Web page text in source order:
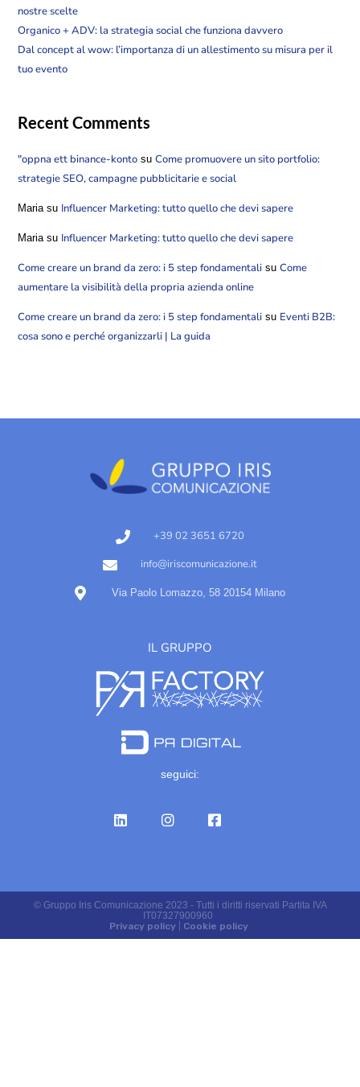
nostre scelte
Organico + ADV: la strategia social che funziona davvero
Dal concept al wow: l’importanza di un allestimento su misura per il
tuo evento
Recent Comments
"oppna ett binance-konto suCome promuovere un sito portfolio:
strategie SEO, campagne pubblicitarie e social
Maria su Influencer Marketing: tutto quello che devi sapere
Maria su Influencer Marketing: tutto quello che devi sapere
Come creare un brand da zero: i 5 step fondamentali suCome
aumentare la visibilità della propria azienda online
Come creare un brand da zero: i 5 step fondamentali su Eventi B2B:
cosa sono e perché organizzarli | La guida
+39 02 3651 6720
info@iriscomunicazione.it
Via Paolo Lomazzo, 58 20154 Milano
IL GRUPPO
seguici:
© Gruppo Iris Comunicazione 2023 - Tutti i diritti riservati Partita IVA
IT07327900960
Privacy policy| Cookie policy